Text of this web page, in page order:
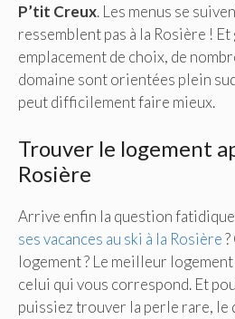
P’tit Creux. Les menus se
ressemblent pas à la Rosière ! Et
emplacement de choix, de
domaine sont orientées plein
peut difficilement faire mieux.
Trouver le logement
Rosière
Arrive enfin la question
ses vacances au ski à la Rosière
logement ? Le meilleur
celui qui vous correspond. Et
puissiez trouver la perle rare, le